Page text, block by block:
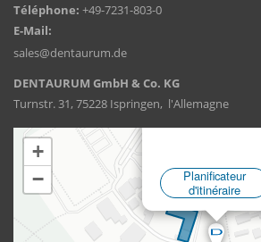
Téléphone: +49-7231-803-0
E-Mail:
sales@dentaurum.de
DENTAURUM GmbH & Co. KG
Turnstr. 31, 75228 Ispringen, l'Allemagne